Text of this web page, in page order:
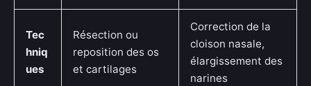
Tec
hniq
ues
Résection ou
reposition des os
et cartilages
Correction de la
cloison nasale,
élargissement des
narines